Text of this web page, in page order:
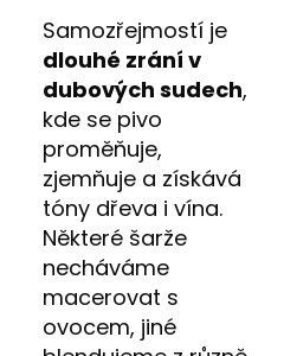
Samozřejmostí je
dlouhé zrání v
dubových sudech,
kde se pivo
proměňuje,
zjemňuje a získává
tóny dřeva i vína.
Některé šarže
necháváme
macerovat s
ovocem, jiné